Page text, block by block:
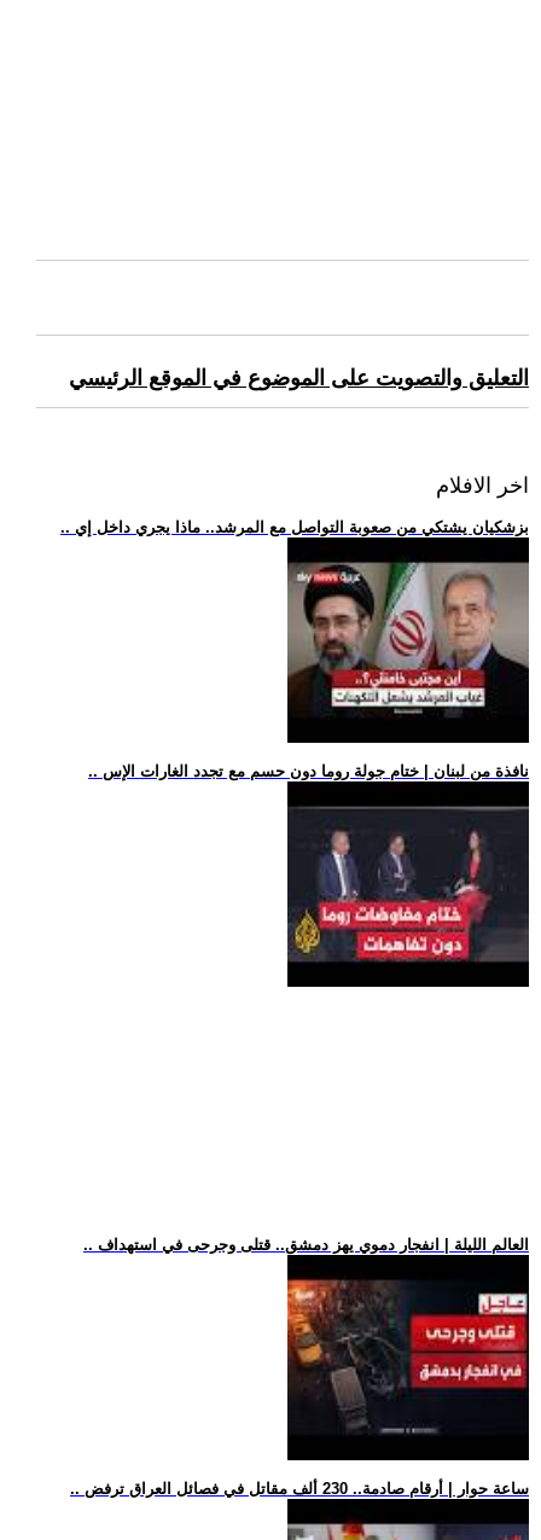
التعليق والتصويت على الموضوع في الموقع الرئيسي
اخر الافلام
.. بزشكيان يشتكي من صعوبة التواصل مع المرشد.. ماذا يجري داخل إي
.. نافذة من لبنان | ختام جولة روما دون حسم مع تجدد الغارات الإس
.. العالم الليلة | انفجار دموي يهز دمشق.. قتلى وجرحى في استهداف
.. ساعة حوار | أرقام صادمة.. 230 ألف مقاتل في فصائل العراق ترفض